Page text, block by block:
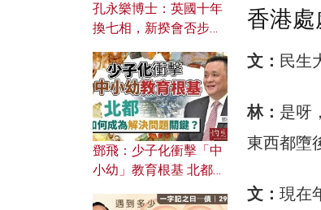
香港
文： 民生
林： 是呀
東西都墮
文： 現在
孔永樂博士：英國十年
換七相，新揆會否步前
濟為何仍然低迷？
鄧飛：少子化衝擊「中
小幼」教育根基 北都如